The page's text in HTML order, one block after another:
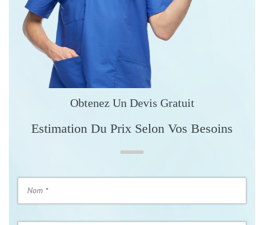
Obtenez Un Devis Gratuit
Estimation Du Prix Selon Vos Besoins